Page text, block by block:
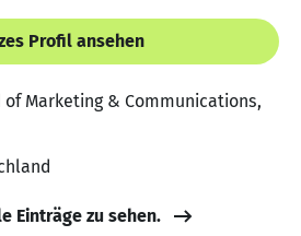
Profil ansehen
Marketing & Communications,
Einträge zu sehen.